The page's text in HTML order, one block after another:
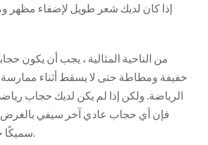
إذا كان لديك شعر طويل لإضفاء مظهر
من الناحية المثالية ، يجب أن يكون
خفيفة ومطاطة حتى لا يسقط أثناء ممارسة
الرياضة. ولكن إذا لم يكن لديك حجاب
فإن أي حجاب عادي آخر سيفي بالغرض